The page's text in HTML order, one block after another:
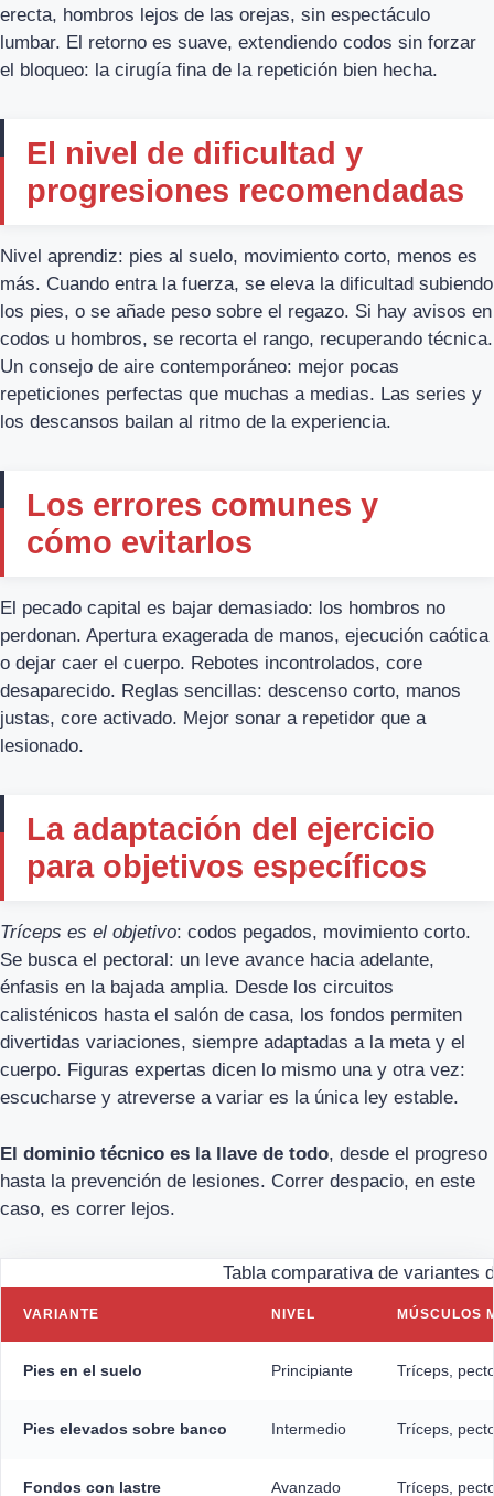
erecta, hombros lejos de las orejas, sin espectáculo
lumbar. El retorno es suave, extendiendo codos sin forzar
el bloqueo: la cirugía fina de la repetición bien hecha.
El nivel de dificultad y
progresiones recomendadas
Nivel aprendiz: pies al suelo, movimiento corto, menos es
más. Cuando entra la fuerza, se eleva la dificultad subiendo
los pies, o se añade peso sobre el regazo. Si hay avisos en
codos u hombros, se recorta el rango, recuperando técnica.
Un consejo de aire contemporáneo: mejor pocas
repeticiones perfectas que muchas a medias. Las series y
los descansos bailan al ritmo de la experiencia.
Los errores comunes y
cómo evitarlos
El pecado capital es bajar demasiado: los hombros no
perdonan. Apertura exagerada de manos, ejecución caótica
o dejar caer el cuerpo. Rebotes incontrolados, core
desaparecido. Reglas sencillas: descenso corto, manos
justas, core activado. Mejor sonar a repetidor que a
lesionado.
La adaptación del ejercicio
para objetivos específicos
Tríceps es el objetivo: codos pegados, movimiento corto.
Se busca el pectoral: un leve avance hacia adelante,
énfasis en la bajada amplia. Desde los circuitos
calisténicos hasta el salón de casa, los fondos permiten
divertidas variaciones, siempre adaptadas a la meta y el
cuerpo. Figuras expertas dicen lo mismo una y otra vez:
escucharse y atreverse a variar es la única ley estable.
El dominio técnico es la llave de todo, desde el progreso
hasta la prevención de lesiones. Correr despacio, en este
caso, es correr lejos.
Tabla comparativa de variantes
VARIANTE NIVEL MÚSCULOS
Pies en el suelo Principiante Tríceps,
Pies elevados sobre banco Intermedio Tríceps,
Fondos con lastre Avanzado Tríceps,